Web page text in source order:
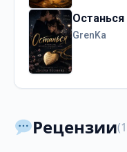
Останься
GrenKa
Рецензии